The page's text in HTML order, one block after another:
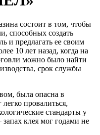
состоит в том, чтобы
способных создать
и предлагать ее своим
10 лет назад, когда на
можно было найти
срок службы
была опасна в
провалиться,
стандарты у
клея мог годами не